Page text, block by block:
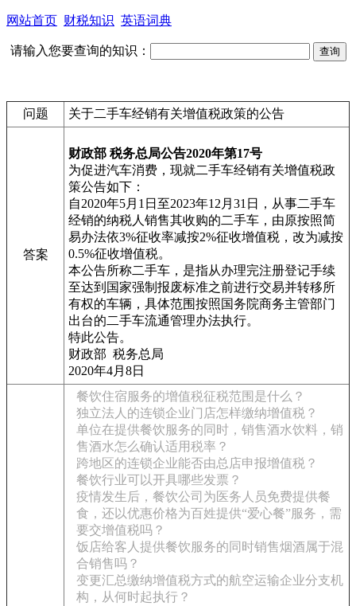
网站首页 财税知识 英语词典
请输入您要查询的知识：
问题 关于二手车经销有关增值税政策的公告
答案
财政部 税务总局公告2020年第17号
为促进汽车消费，现就二手车经销有关增值税政
策公告如下：
自2020年5月1日至2023年12月31日，从事二手车
经销的纳税人销售其收购的二手车，由原按照简
易办法依3%征收率减按2%征收增值税，改为减按
0.5%征收增值税。
本公告所称二手车，是指从办理完注册登记手续
至达到国家强制报废标准之前进行交易并转移所
有权的车辆，具体范围按照国务院商务主管部门
出台的二手车流通管理办法执行。
特此公告。
财政部 税务总局
2020年4月8日
餐饮住宿服务的增值税征税范围是什么？
独立法人的连锁企业门店怎样缴纳增值税？
单位在提供餐饮服务的同时，销售酒水饮料，销
售酒水怎么确认适用税率？
跨地区的连锁企业能否由总店申报增值税？
餐饮行业可以开具哪些发票？
疫情发生后，餐饮公司为医务人员免费提供餐
食，还以优惠价格为百姓提供“爱心餐”服务，需
要交增值税吗？
饭店给客人提供餐饮服务的同时销售烟酒属于混
合销售吗？
变更汇总缴纳增值税方式的航空运输企业分支机
构，从何时起执行？